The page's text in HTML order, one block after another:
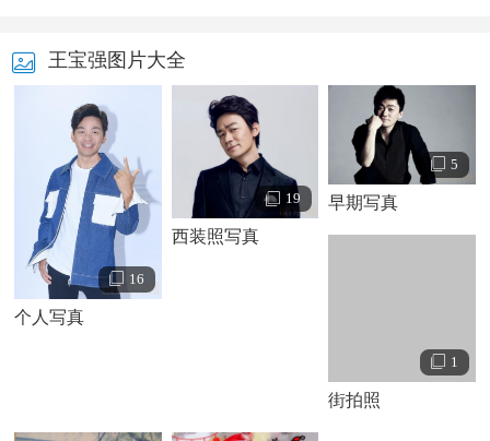
王宝强，1984年5月29日出生在河北省邢台市的一个贫寒的家
王宝强图片大全
16
个人写真
19
西装照写真
5
早期写真
1
街拍照